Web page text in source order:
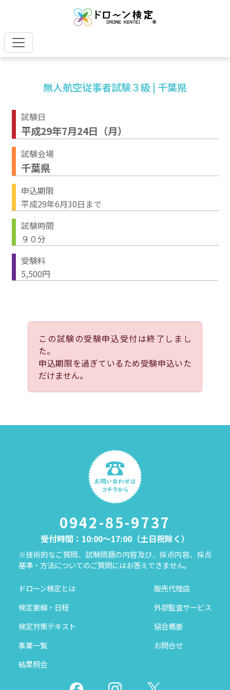
無人航空従事者試験３級 | 千葉県
試験日
平成29年7月24日（月）
試験会場
千葉県
申込期限
平成29年6月30日まで
試験時間
９０分
受験料
5,500円
この試験の受験申込受付は終了しまし
た。
申込期限を過ぎているため受験申込いた
だけません。
0942-85-9737
受付時間：10:00～17:00（土日祝除く）
※技術的なご質問、試験問題の内容及び、採点内容、採点
基準・方法についてのご質問にはお答えできません。
ドローン検定とは
検定要綱・日程
検定対策テキスト
事業一覧
結果照会
販売代理店
外部監査サービス
協会概要
お問合せ